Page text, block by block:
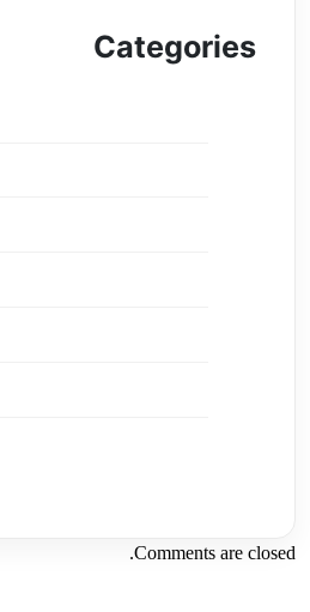
Categories
Comments are closed.